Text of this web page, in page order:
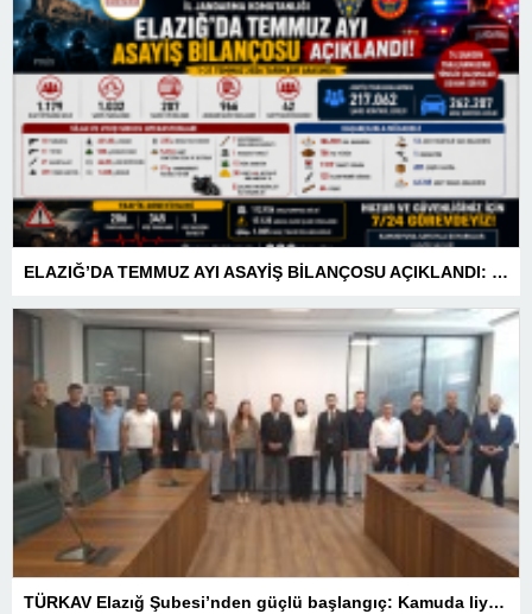
ELAZIĞ’DA TEMMUZ AYI ASAYİŞ BİLANÇOSU AÇIKLANDI: 1 AYDA 1.032 ŞAHIS YAKALANDI, 207 TUTUKLAMA
TÜRKAV Elazığ Şubesi’nden güçlü başlangıç: Kamuda liyakatin en gür sesi olacağız